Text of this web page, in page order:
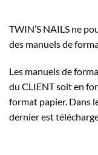
TWIN’S NAILS ne
des manuels de
Les manuels de
du CLIENT soit en
format papier. Dans
dernier est